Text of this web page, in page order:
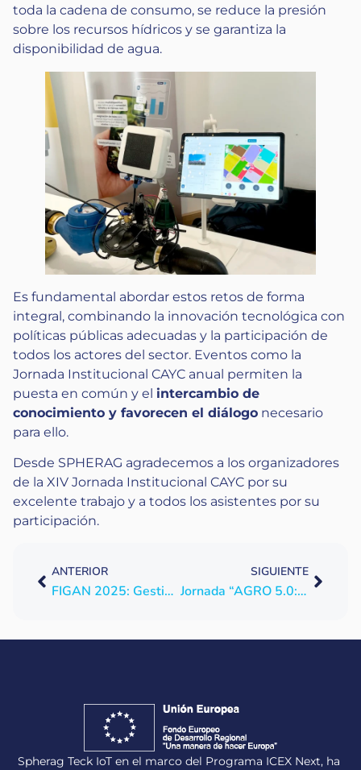
toda la cadena de consumo, se reduce la presión
sobre los recursos hídricos y se garantiza la
disponibilidad de agua.
Es fundamental abordar estos retos de forma
integral, combinando la innovación tecnológica con
políticas públicas adecuadas y la participación de
todos los actores del sector. Eventos como la
Jornada Institucional CAYC anual permiten la
puesta en común y el intercambio de
conocimiento y favorecen el diálogo necesario
para ello.
Desde SPHERAG agradecemos a los organizadores
de la XIV Jornada Institucional CAYC por su
excelente trabajo y a todos los asistentes por su
participación.
ANTERIOR
FIGAN 2025: Gestión inteligente del agua también en ganadería
SIGUIENTE
Jornada “AGRO 5.0: Tecnología, sostenibilidad y resiliencia hídrica en la agricultura del futuro” en FIMA 2026
Spherag Teck IoT en el marco del Programa ICEX Next, ha